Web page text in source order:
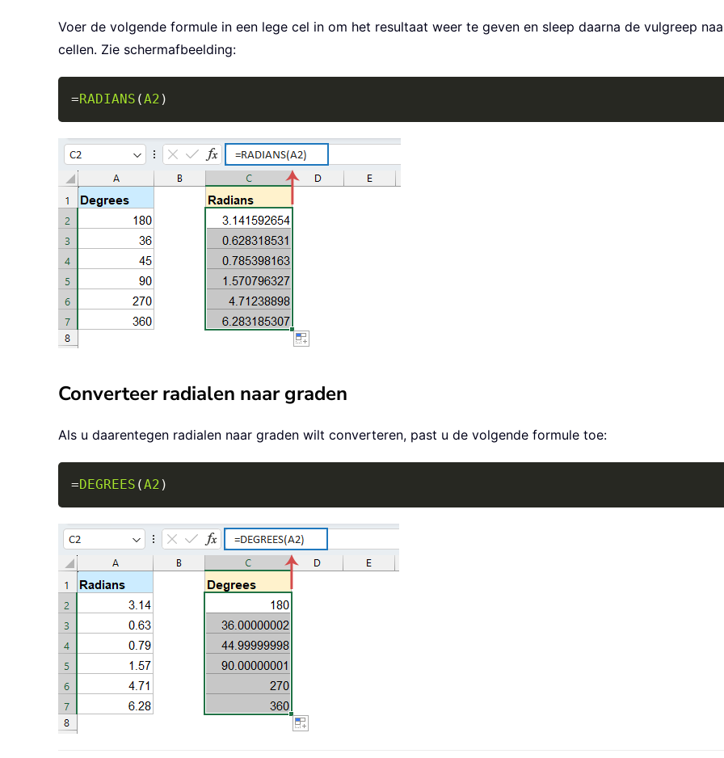
Voer de volgende formule in een lege cel in om het resultaat weer te geven en sleep daarna de vulgreep
cellen. Zie schermafbeelding:
=RADIANS (A2 )
Converteer radialen naar graden
Als u daarentegen radialen naar graden wilt converteren, past u de volgende formule toe:
=DEGREES (A2 )